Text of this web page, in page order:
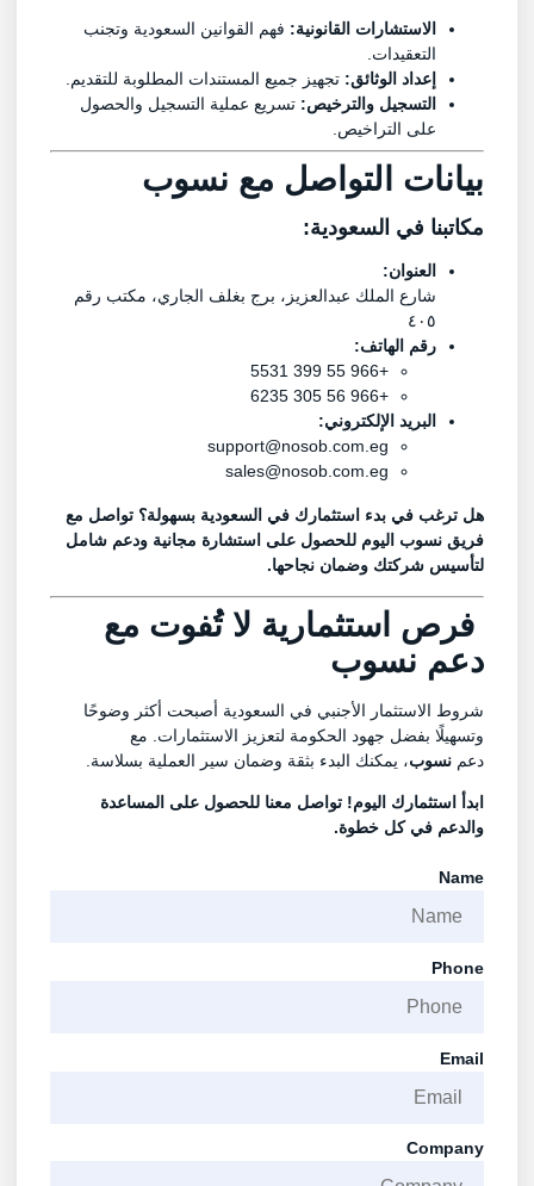
الاستشارات القانونية:فهم القوانين السعودية وتجنب
التعقيدات.
إعداد الوثائق:تجهيز جميع المستندات المطلوبة للتقديم.
التسجيل والترخيص:تسريع عملية التسجيل والحصول
على التراخيص.
بيانات التواصل معنسوب
مكاتبنا في السعودية:
العنوان:
شارع الملك عبدالعزيز، برج بغلف الجاري، مكتب رقم
٤٠٥
رقم الهاتف:
البريد الإلكتروني:
support@nosob.com.eg
sales@nosob.com.eg
هل ترغب في بدء استثمارك في السعودية بسهولة؟ تواصل مع
فريق نسوب اليوم للحصول على استشارة مجانية ودعم شامل
لتأسيس شركتك وضمان نجاحها.
فرص استثمارية لا تُفوت مع
دعم نسوب
شروط الاستثمار الأجنبي في السعودية أصبحت أكثر وضوحًا
وتسهيلًا بفضل جهود الحكومة لتعزيز الاستثمارات. مع
دعمنسوب، يمكنك البدء بثقة وضمان سير العملية بسلاسة.
ابدأ استثمارك اليوم! تواصل معنا للحصول على المساعدة
والدعم في كل خطوة.
Name
Phone
Email
Company